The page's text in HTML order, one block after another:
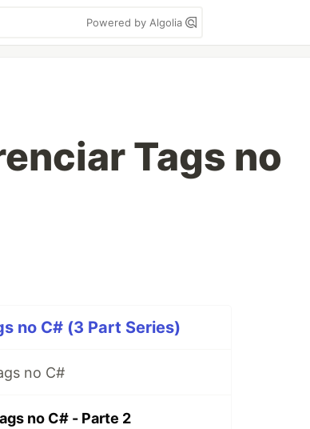
Powered by Algolia
Tags no
no C# (3 Part Series)
no C#
no C# - Parte 2